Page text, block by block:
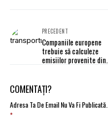
PRECEDENT
Companiile europene
trebuie să calculeze
emisiilor provenite din
Raportarea este, însă,
voluntară
COMENTAȚI?
Adresa Ta De Email Nu Va Fi Publicată.
*